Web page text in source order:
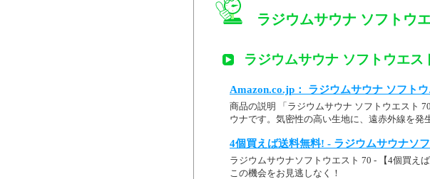
ラジウムサウナ ソフトウ
ラジウムサウナ ソフトウエス
Amazon.co.jp： ラジウムサウナ ソフト
商品の説明 「ラジウムサウナ ソフトウエスト
ウナです。気密性の高い生地に、遠赤外線を発
4個買えば送料無料! - ラジウムサウナソ
ラジウムサウナソフトウエスト 70 - 【4個買え
この機会をお見逃しなく！